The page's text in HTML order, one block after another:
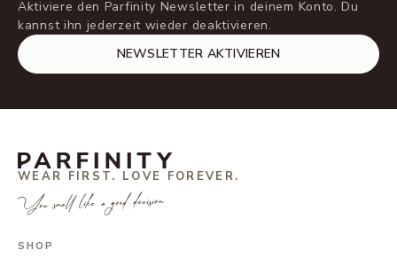
Aktiviere den Parfinity Newsletter in deinem Konto. Du
kannst ihn jederzeit wieder deaktivieren.
NEWSLETTER AKTIVIEREN
WEAR FIRST. LOVE FOREVER.
You smell like a good decision.
SHOP